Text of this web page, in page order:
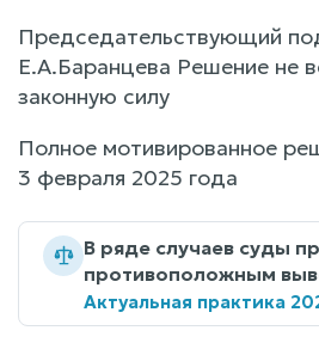
Председательствующий
Е.А.Баранцева Решение не
законную силу
Полное мотивированное
3 февраля 2025 года
В ряде случаев суды
противоположным
Актуальная практика